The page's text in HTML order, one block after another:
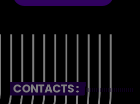
CONTACTS :